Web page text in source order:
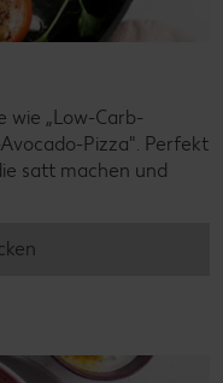
wie „Low-Carb-
Pizza". Perfekt
satt machen und